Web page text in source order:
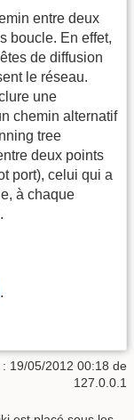
entre deux
boucle. En effet,
de diffusion
le réseau.
une
chemin alternatif
tree
deux points
port), celui qui a
à chaque
.
19/05/2012 00:18 de
127.0.0.1